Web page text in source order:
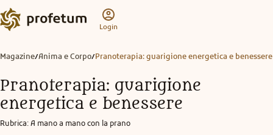
Login
Magazine/Anima e Corpo/Pranoterapia: guarigione energetica e benessere
Pranoterapia: guarigione
energetica e benessere
Rubrica: A mano a mano con la prano